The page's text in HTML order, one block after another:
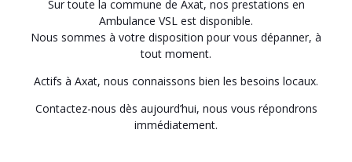
Sur toute la commune de Axat, nos prestations en
Ambulance VSL est disponible.
Nous sommes à votre disposition pour vous dépanner, à
tout moment.
Actifs à Axat, nous connaissons bien les besoins locaux.
Contactez-nous dès aujourd’hui, nous vous répondrons
immédiatement.